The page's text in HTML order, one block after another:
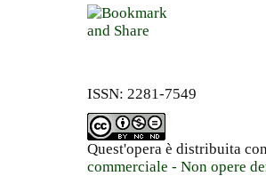
ISSN: 2281-7549
Quest'opera è distribuita
commerciale - Non opere